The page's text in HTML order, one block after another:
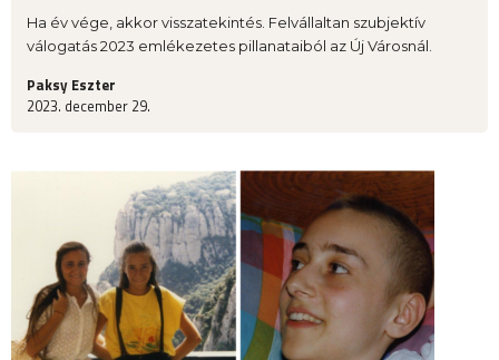
Ha év vége, akkor visszatekintés. Felvállaltan szubjektív
válogatás 2023 emlékezetes pillanataiból az Új Városnál.
Paksy Eszter
2023. december 29.